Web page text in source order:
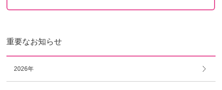
重要なお知らせ
2026年